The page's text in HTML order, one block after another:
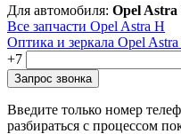
Для автомобиля: Opel Astra
Все запчасти Opel Astra H
Оптика и зеркала Opel
+7
Введите только номер
разбираться с процессом